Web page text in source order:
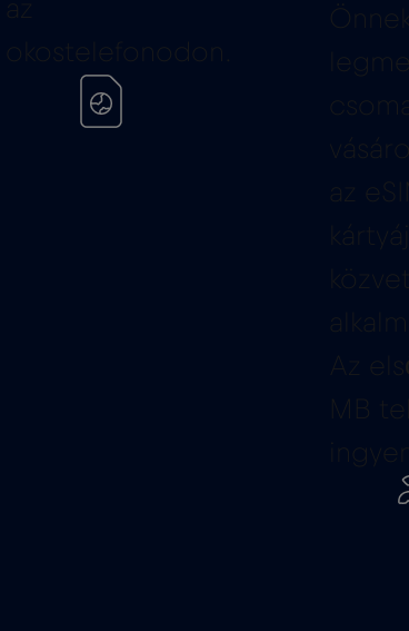
az
okostelefonodon.
Önnek
az
Az
MB